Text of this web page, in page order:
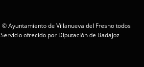
© Ayuntamiento de Villanueva del Fresno todos
Servicio ofrecido por Diputación de Badajoz